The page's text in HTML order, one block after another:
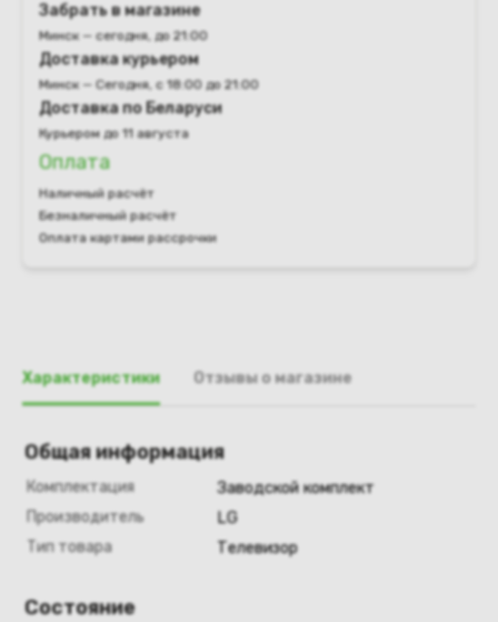
Забрать в магазине
Минск — сегодня, до 21:00
Доставка курьером
Минск — Сегодня, с 18:00 до 21:00
Доставка по Беларуси
Курьером до 11 августа
Оплата
Наличный расчёт
Безналичный расчёт
Оплата картами рассрочки
Характеристики Отзывы о магазине
Общая информация
Комплектация
Заводской комплект
Производитель
LG
Тип товара
Телевизор
Состояние